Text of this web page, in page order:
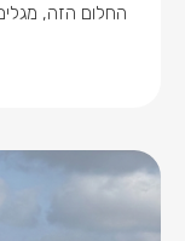
החלום הזה,